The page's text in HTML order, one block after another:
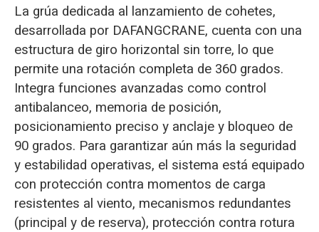
La grúa dedicada al lanzamiento de cohetes,
desarrollada por DAFANGCRANE, cuenta con una
estructura de giro horizontal sin torre, lo que
permite una rotación completa de 360 grados.
Integra funciones avanzadas como control
antibalanceo, memoria de posición,
posicionamiento preciso y anclaje y bloqueo de
90 grados. Para garantizar aún más la seguridad
y estabilidad operativas, el sistema está equipado
con protección contra momentos de carga
resistentes al viento, mecanismos redundantes
(principal y de reserva), protección contra rotura